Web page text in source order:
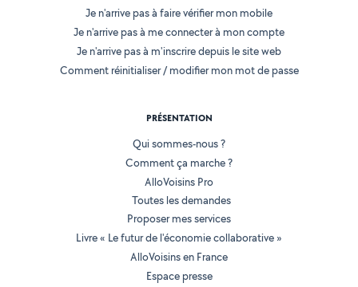
Je n'arrive pas à faire vérifier mon mobile
Je n'arrive pas à me connecter à mon compte
Je n'arrive pas à m'inscrire depuis le site web
Comment réinitialiser / modifier mon mot de passe
PRÉSENTATION
Qui sommes-nous ?
Comment ça marche ?
AlloVoisins Pro
Toutes les demandes
Proposer mes services
Livre « Le futur de l'économie collaborative »
AlloVoisins en France
Espace presse